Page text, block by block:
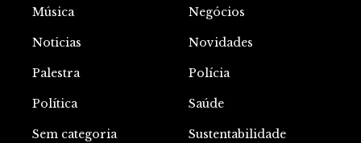
Música Negócios
Noticias Novidades
Palestra Polícia
Política Saúde
Sem categoria Sustentabilidade